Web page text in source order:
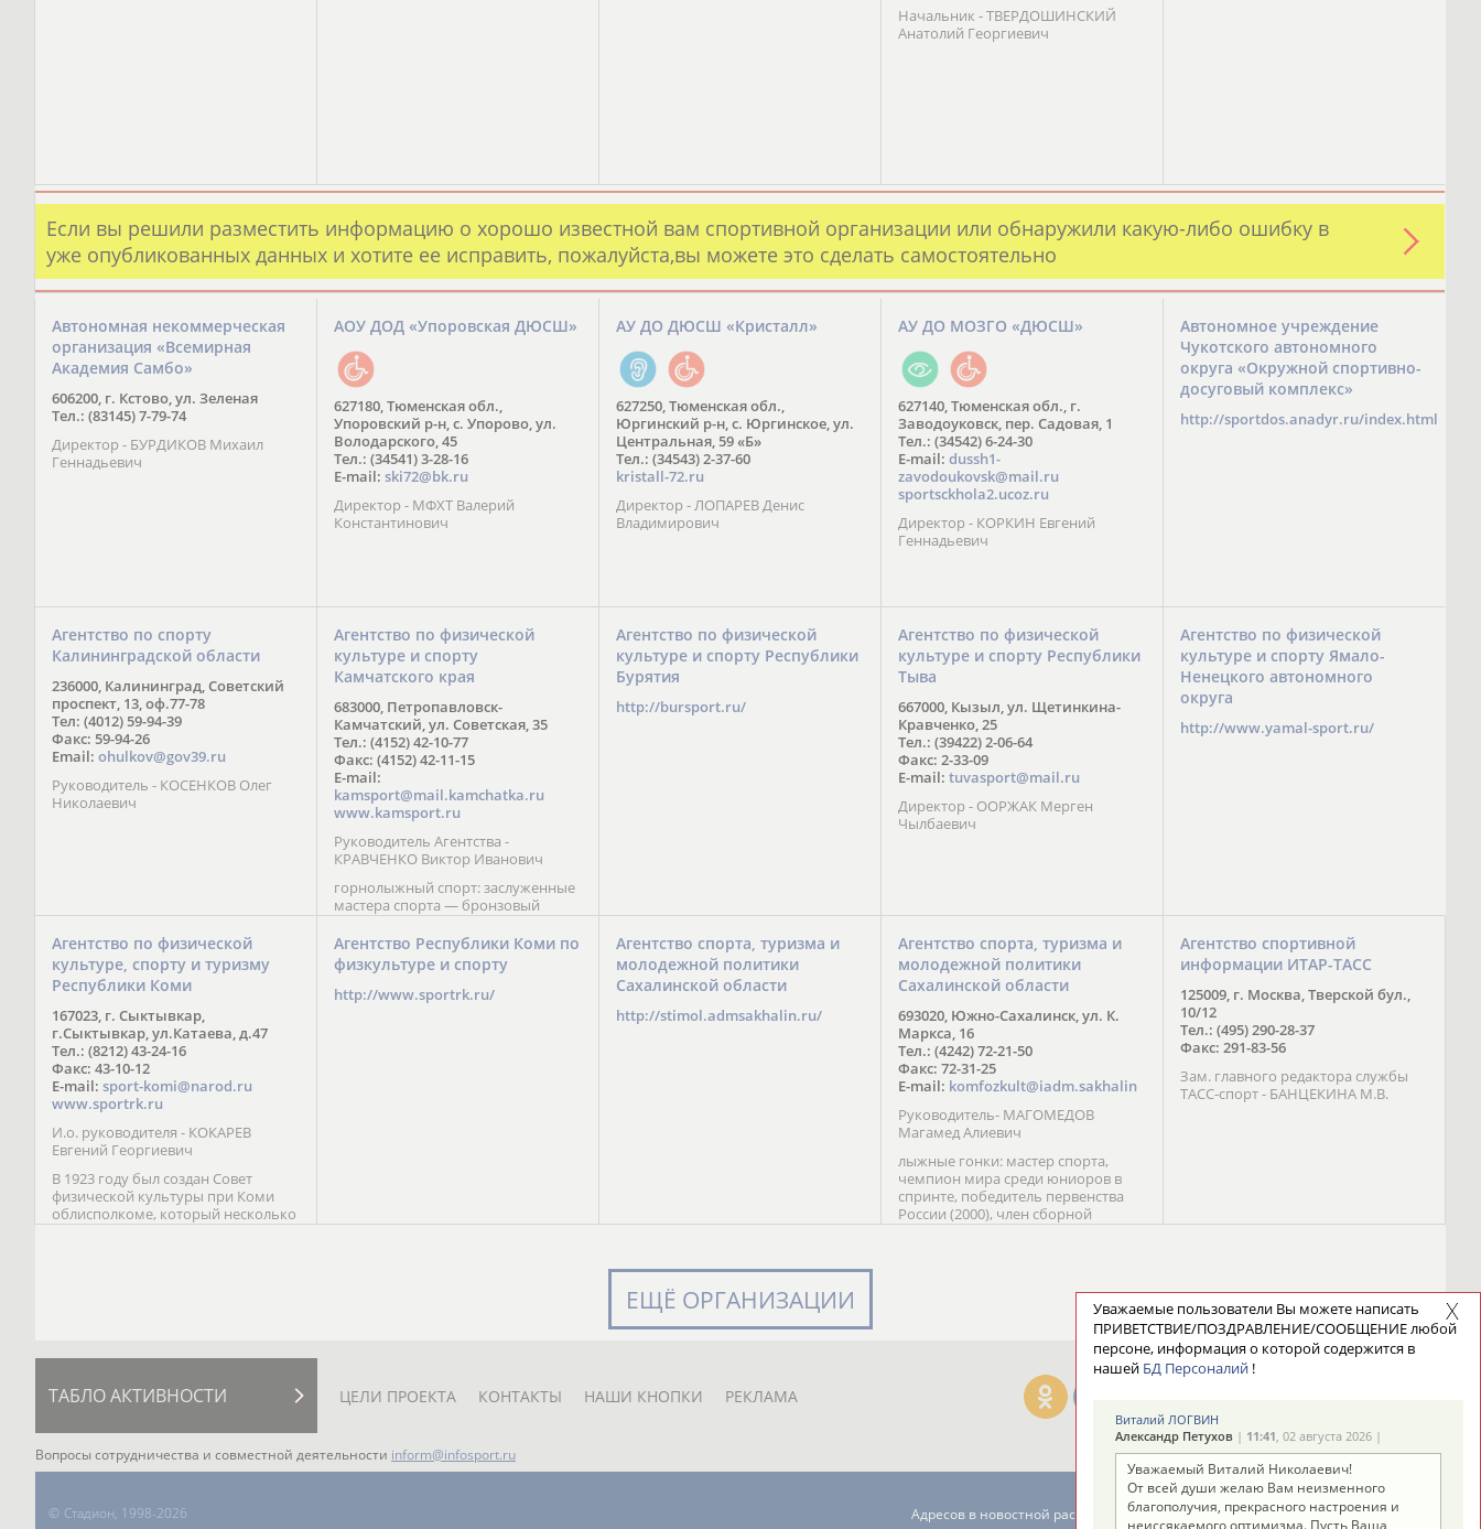
Начальник - ТВЕРДОШИНСКИЙ
Анатолий Георгиевич
Если вы решили разместить информацию о хорошо известной вам спортивной организации или обнаружили какую-либо ошибку в
уже опубликованных данных и хотите ее исправить, пожалуйста,вы можете это сделать самостоятельно
Автономная некоммерческая
организация «Всемирная
Академия Самбо»
606200, г. Кстово, ул. Зеленая
Тел.: (83145) 7-79-74
Директор - БУРДИКОВ Михаил
Геннадьевич
АОУ ДОД «Упоровская ДЮСШ»
627180, Тюменская обл.,
Упоровский р-н, с. Упорово, ул.
Володарского, 45
Тел.: (34541) 3-28-16
E-mail: ski72@bk.ru
Директор - МФХТ Валерий
Константинович
АУ ДО ДЮСШ «Кристалл»
627250, Тюменская обл.,
Юргинский р-н, с. Юргинское, ул.
Центральная, 59 «Б»
Тел.: (34543) 2-37-60
kristall-72.ru
Директор - ЛОПАРЕВ Денис
Владимирович
АУ ДО МОЗГО «ДЮСШ»
627140, Тюменская обл., г.
Заводоуковск, пер. Садовая, 1
Тел.: (34542) 6-24-30
​E-mail: dussh1-
zavodoukovsk@mail.ru
sportsckhola2.ucoz.ru
Директор - КОРКИН Евгений
Геннадьевич
Автономное учреждение
Чукотского автономного
округа «Окружной спортивно-
досуговый комплекс»
http://sportdos.anadyr.ru/index.html
Агентство по спорту
Калининградской области
236000, Калининград, Советский
проспект, 13, оф.77-78
Тел: (4012) 59-94-39
Факс: 59-94-26
Email: ohulkov@gov39.ru
Руководитель - КОСЕНКОВ Олег
Николаевич
Агентство по физической
культуре и спорту
Камчатского края
683000, Петропавловск-
Камчатский, ул. Советская, 35
Тел.: (4152) 42-10-77
Факс: (4152) 42-11-15
E-mail:
kamsport@mail.kamchatka.ru
www.kamsport.ru
Руководитель Агентства -
КРАВЧЕНКО Виктор Иванович
горнолыжный спорт: заслуженные
мастера спорта — бронзовый
призер Кубка мира (1997),
обладатель Кубка Европы (2002) В.
Зеленская; бронзовый призер
Паралимпийских игр в Солт-Лейк-
Сити (2002) А. Мошкин; мастер
Агентство по физической
культуре и спорту Республики
Бурятия
http://bursport.ru/
Агентство по физической
культуре и спорту Республики
Тыва
667000, Кызыл, ул. Щетинкина-
Кравченко, 25
Тел.: (39422) 2-06-64
Факс: 2-33-09
E-mail: tuvasport@mail.ru
Директор - ООРЖАК Мерген
Чылбаевич
Агентство по физической
культуре и спорту Ямало-
Ненецкого автономного
округа
http://www.yamal-sport.ru/
Агентство по физической
культуре, спорту и туризму
Республики Коми
167023, г. Сыктывкар,
г.Сыктывкар, ул.Катаева, д.47
Тел.: (8212) 43-24-16
Факс: 43-10-12
E-mail: sport-komi@narod.ru
www.sportrk.ru
И.о. руководителя - КОКАРЕВ
Евгений Георгиевич
В 1923 году был создан Совет
физической культуры при Коми
облисполкоме, который несколько
раз реорганизовывался; с 1994 года
Агентство Республики Коми по
физкультуре и спорту
http://www.sportrk.ru/
Агентство спорта, туризма и
молодежной политики
Сахалинской области
http://stimol.admsakhalin.ru/
Агентство спорта, туризма и
молодежной политики
Сахалинской области
693020, Южно-Сахалинск, ул. К.
Маркса, 16
Тел.: (4242) 72-21-50
Факс: 72-31-25
E-mail: komfozkult@iadm.sakhalin
Руководитель- МАГОМЕДОВ
Магамед Алиевич
лыжные гонки: мастер спорта,
чемпион мира среди юниоров в
спринте, победитель первенства
России (2000), член сборной
команды России С. Новиков;
Кубка России (1999) В. Разницын;
первенств России (1999, 2000), член
юниорской сборной команды
Агентство спортивной
информации ИТАР-ТАСС
125009, г. Москва, Тверской бул.,
10/12
Тел.: (495) 290-28-37
Факс: 291-83-56
Зам. главного редактора службы
ТАСС-спорт - БАНЦЕКИНА М.В.
ЕЩЁ ОРГАНИЗАЦИИ
ТАБЛО АКТИВНОСТИ ЦЕЛИ ПРОЕКТА КОНТАКТЫ НАШИ КНОПКИ РЕКЛАМА
Вопросы сотрудничества и совместной деятельности inform@infosport.ru
© Стадион, 1998-2026 Адресов в новостной рассылке: 996
Уважаемые пользователи Вы можете написать
ПРИВЕТСТВИЕ/ПОЗДРАВЛЕНИЕ/СООБЩЕНИЕ любой
персоне, информация о которой содержится в
нашей БД Персоналий !
Виталий ЛОГВИН
Александр Петухов | 11:41, 02 августа 2026 |
Уважаемый Виталий Николаевич!
От всей души желаю Вам неизменного
благополучия, прекрасного настроения и
неиссякаемого оптимизма. Пусть Ваша